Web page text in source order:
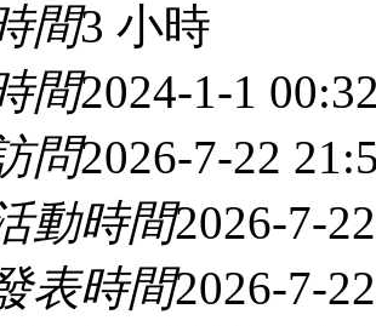
間3 小時
間2024-1-1
問2026-7-22
動時間2026-7-
表時間2026-7-